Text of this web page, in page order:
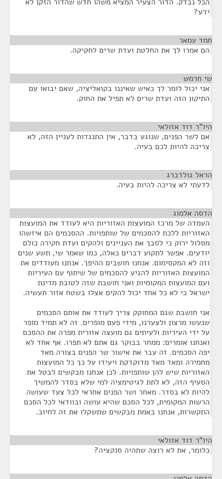
ידע?
חמד עמאר
הם אמרו לך את החלטת ועדת שרים לחקיקה.
שי חרמש
אני יכול לומר לך כאיש שאיננו בקואליציה, שאם יבואו עם
התיקון הזה ועדת שרים לא תפיל את החוק.
היו"ר דוד אזולאי
אם לשר הפנים, שנוגע בדבר, אין התנגדות לעניין הזה, לא
צריכה להיות לכם בעיה.
הראל גולדברג
לדעתי לא צריכה להיות בעיה.
הדסה אלמוג
העמדה של מרכז המועצות האזוריות היא לעודד את המועצות
האזוריות ללכת להסכמים של שותפויות. ההסכמים הם איזשהו
מסלול ירוק כי לסבך את העניינים ולהקים ועדת חקירה כולם
יודעים. אפשר לתקוע דברים כאלה, כמו שאמר שי, תשע שנים
וזה לא המקסימום. אנחנו חושבים ההיפך. אנחנו מעודדים את
המועצות האזוריות להגיע להסכמים של שיתוף עם העיריות
ועם המועצות המקומיות ואני חושבת שזה לטובת מדינת
ישראל כי לא כל אחד יכול להקים אצלו בשטח אזור תעשיה.
אני חושבת שגם המחוקק צריך לעודד את אותם הסכמים
שנעשו מרצון ולצערנו, מידי פעם מופרים. זה לא תמיד מופר
על ידי העיריות ולעיתים גם מועצה אזורית מפרה את ההסכם
ואנחנו אומרים: ממחר בבוקר גם אתם לא תפרו. אף אחד לא
יפה הסכמים. זה עבר את אישור שר הפנים בצורה מאד
מחמירה ומאד מאד מדוקדקת ויעידו על כך כל המועצות
האזוריות שיש להן שותפויות. לכן אנחנו מבקשים לבטל את
הסעיף הזה, לא לתת לגיטימציה למי שלא בסדר להמשיך
להיות לא בסדר. מאחר ושר הפנים אחראי לכל צעד שעושה
הרשות המקומית, לכל הסכם שהיא עושה ובוודאי לכל הסכם
התקשרות, אנחנו באמת מבקשים שתשקלו את זה לחיוב.
היו"ר דוד אזולאי
כלומר, את לא רוצה שתהיה סנקציה?